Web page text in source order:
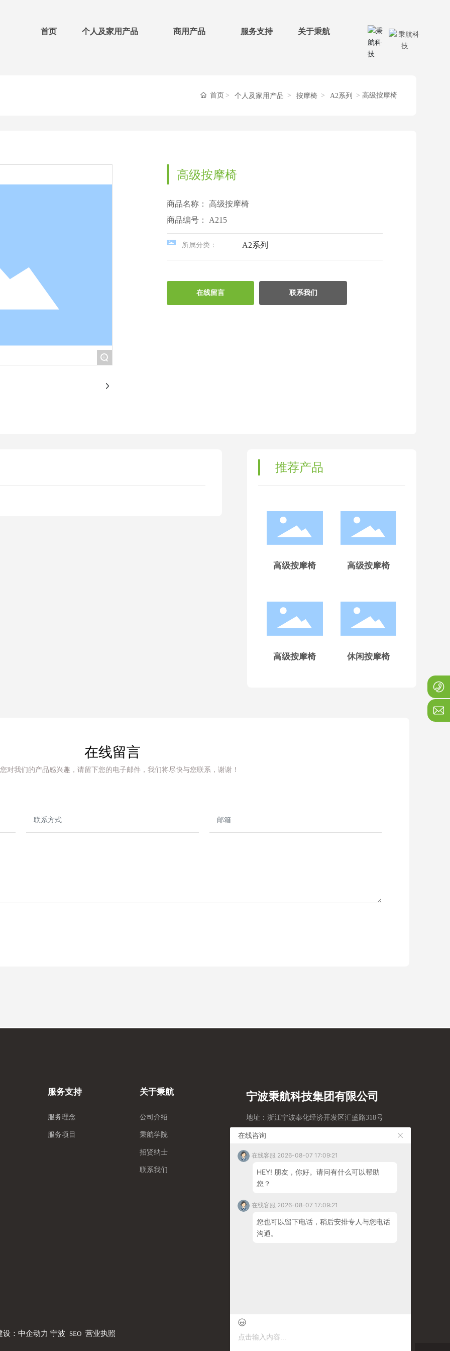
首页 个人及家用产品 商用产品 服务支持 关于秉航
首页 个人及家用产品 按摩椅 A2系列 高级按摩椅
+
高级按摩椅
商品名称：
高级按摩椅
商品编号：
A215
所属分类： A2系列
在线留言 联系我们
推荐产品
高级按摩椅 高级按摩椅
高级按摩椅 休闲按摩椅
在线留言
对我们的产品感兴趣，请留下您的电子邮件，我们将尽快与您联系，谢谢！
服务支持
服务理念
服务项目
关于秉航
公司介绍
秉航学院
招贤纳士
联系我们
宁波秉航科技集团有限公司
地址：浙江宁波奉化经济开发区汇盛路318号
国内市场
手机：15869516020
售后服务热线
手机：
海外市场
手机：13780069253
设：中企动力 宁波 SEO 营业执照
在线咨询
在线客服 2026-08-07 17:09:21
HEY! 朋友，你好。请问有什么可以帮助
您？
在线客服 2026-08-07 17:09:21
您也可以留下电话，稍后安排专人与您电话
沟通。